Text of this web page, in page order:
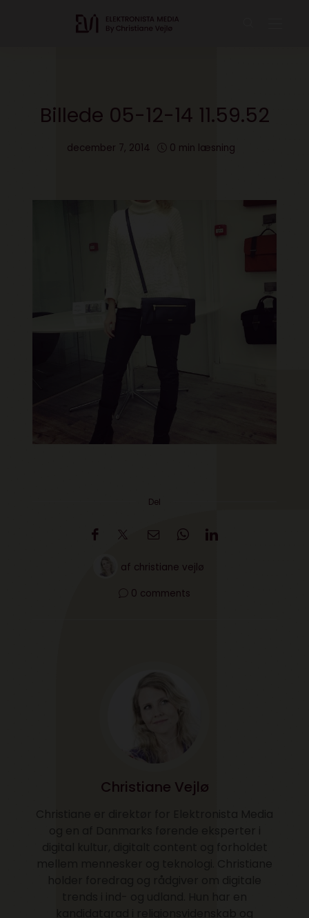
Billede 05-12-14 11.59.52
december 7, 2014 0 min læsning
Del
af christiane vejlø
0 comments
Christiane Vejlø